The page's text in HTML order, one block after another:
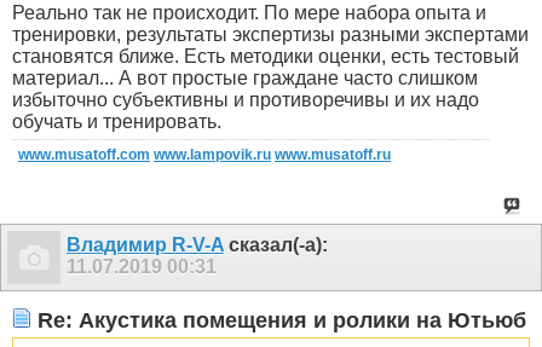
Реально так не происходит. По мере набора опыта и
тренировки, результаты экспертизы разными экспертами
становятся ближе. Есть методики оценки, есть тестовый
материал... А вот простые граждане часто слишком
избыточно субъективны и противоречивы и их надо
обучать и тренировать.
www.musatoff.com www.lampovik.ru www.musatoff.ru
Владимир R-V-A сказал(-а):
11.07.2019 00:31
Re: Акустика помещения и ролики на Ютьюб